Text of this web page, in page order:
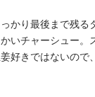
かり最後まで残る
いチャーシュー。
好きではないので